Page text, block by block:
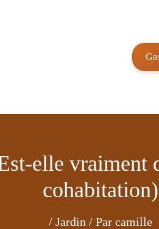
elle vraiment
cohabitation)
/ Jardin / Par camille